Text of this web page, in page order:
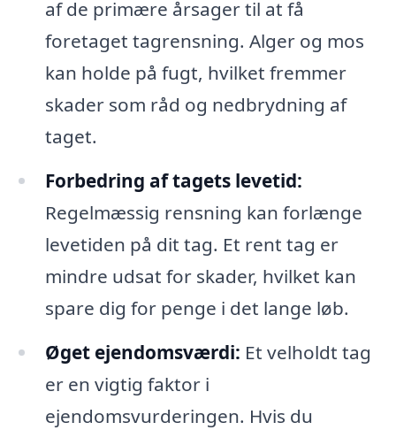
af de primære årsager til at få
foretaget tagrensning. Alger og mos
kan holde på fugt, hvilket fremmer
skader som råd og nedbrydning af
taget.
Forbedring af tagets levetid:
Regelmæssig rensning kan forlænge
levetiden på dit tag. Et rent tag er
mindre udsat for skader, hvilket kan
spare dig for penge i det lange løb.
Øget ejendomsværdi: Et velholdt tag
er en vigtig faktor i
ejendomsvurderingen. Hvis du